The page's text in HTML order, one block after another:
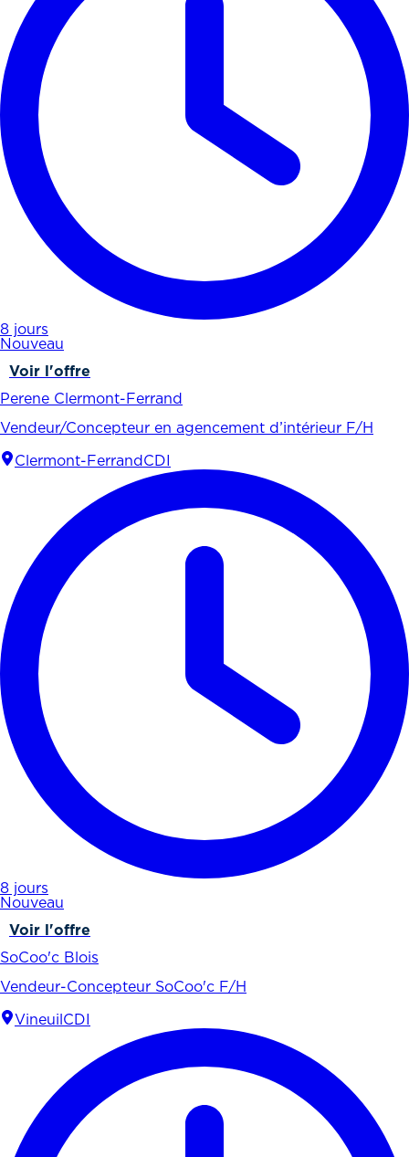
8 jours
Nouveau
Voir l'offre
Perene Clermont-Ferrand
Vendeur/Concepteur en agencement d’intérieur F/H
Clermont-Ferrand CDI
8 jours
Nouveau
Voir l'offre
SoCoo'c Blois
Vendeur-Concepteur SoCoo'c F/H
Vineuil CDI